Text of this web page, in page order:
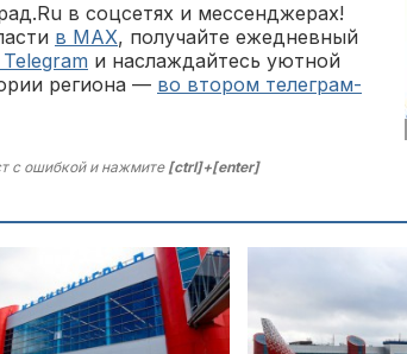
в соцсетях и мессенджерах!
в MAX, получайте ежедневный
и наслаждайтесь уютной
региона — во втором телеграм-
с ошибкой и нажмите [ctrl]+[enter]